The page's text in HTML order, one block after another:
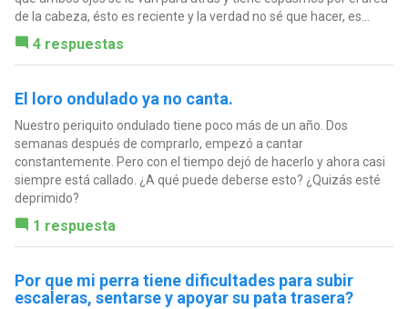
de la cabeza, ésto es reciente y la verdad no sé que hacer, es...
4 respuestas
El loro ondulado ya no canta.
Nuestro periquito ondulado tiene poco más de un año. Dos
semanas después de comprarlo, empezó a cantar
constantemente. Pero con el tiempo dejó de hacerlo y ahora casi
siempre está callado. ¿A qué puede deberse esto? ¿Quizás esté
deprimido?
1 respuesta
Por que mi perra tiene dificultades para subir
escaleras, sentarse y apoyar su pata trasera?